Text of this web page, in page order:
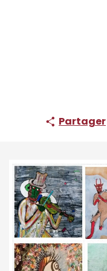
Partager